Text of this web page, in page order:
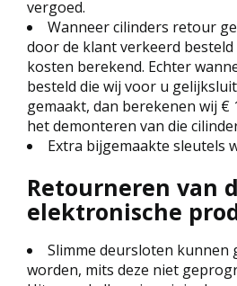
vergoed.
Wanneer cilinders retour
door de klant verkeerd
kosten berekend. Echter
besteld die wij voor u
gemaakt, dan berekenen wij €
het demonteren van die
Extra bijgemaakte sleutels
Retourneren van
elektronische
Slimme deursloten kunnen
worden, mits deze niet